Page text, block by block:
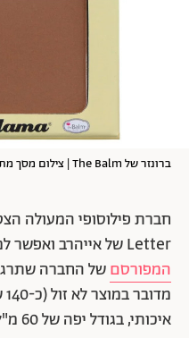
ברונזר של The Balm | צילום מסך מתוך אייהרב
Letter של אייהרב ואפשר למצוא בה את
המפורסםשל החברה